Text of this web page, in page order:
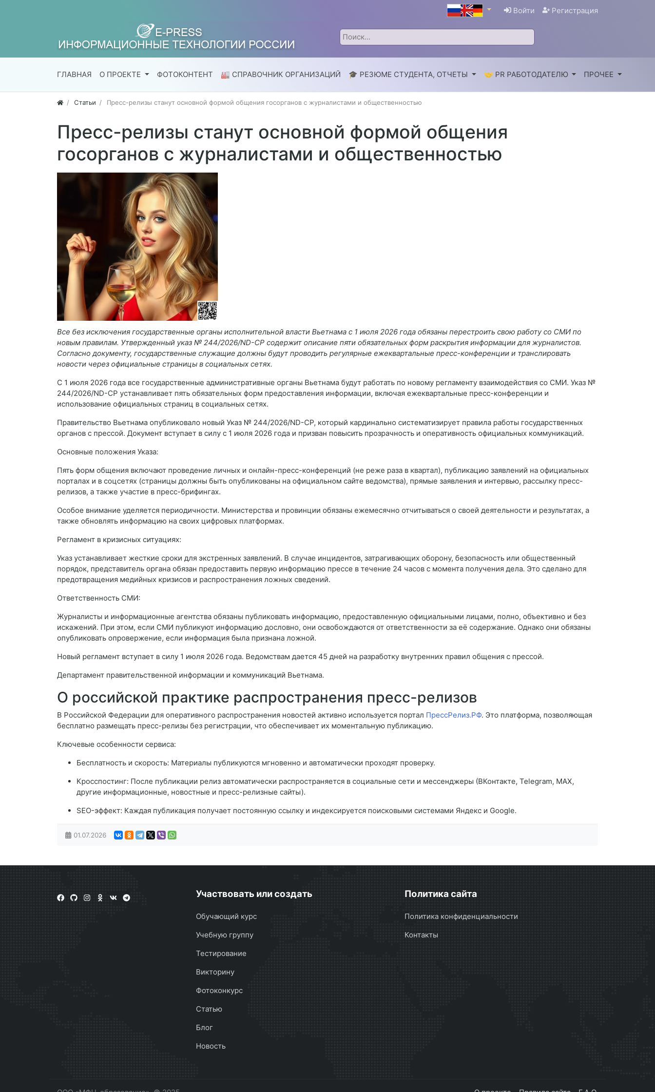
Войти Регистрация
ГЛАВНАЯ О ПРОЕКТЕ ФОТОКОНТЕНТ 🏭 СПРАВОЧНИК ОРГАНИЗАЦИЙ 🎓 РЕЗЮМЕ СТУДЕНТА, ОТЧЕТЫ 🤝 PR РАБОТОДАТЕЛЮ ПРОЧЕЕ
Статьи Пресс-релизы станут основной формой общения госорганов с журналистами и общественностью
Пресс-релизы станут основной формой общения
госорганов с журналистами и общественностью
Все без исключения государственные органы исполнительной власти Вьетнама с 1 июля 2026 года обязаны перестроить свою работу со СМИ по
новым правилам. Утвержденный указ № 244/2026/ND-CP содержит описание пяти обязательных форм раскрытия информации для журналистов.
Согласно документу, государственные служащие должны будут проводить регулярные ежеквартальные пресс-конференции и транслировать
новости через официальные страницы в социальных сетях.
С 1 июля 2026 года все государственные административные органы Вьетнама будут работать по новому регламенту взаимодействия со СМИ. Указ №
244/2026/ND-CP устанавливает пять обязательных форм предоставления информации, включая ежеквартальные пресс-конференции и
использование официальных страниц в социальных сетях.
Правительство Вьетнама опубликовало новый Указ № 244/2026/ND-CP, который кардинально систематизирует правила работы государственных
органов с прессой. Документ вступает в силу с 1 июля 2026 года и призван повысить прозрачность и оперативность официальных коммуникаций.
Основные положения Указа:
Пять форм общения включают проведение личных и онлайн-пресс-конференций (не реже раза в квартал), публикацию заявлений на официальных
порталах и в соцсетях (страницы должны быть опубликованы на официальном сайте ведомства), прямые заявления и интервью, рассылку пресс-
релизов, а также участие в пресс-брифингах.
Особое внимание уделяется периодичности. Министерства и провинции обязаны ежемесячно отчитываться о своей деятельности и результатах, а
также обновлять информацию на своих цифровых платформах.
Регламент в кризисных ситуациях:
Указ устанавливает жесткие сроки для экстренных заявлений. В случае инцидентов, затрагивающих оборону, безопасность или общественный
порядок, представитель органа обязан предоставить первую информацию прессе в течение 24 часов с момента получения дела. Это сделано для
предотвращения медийных кризисов и распространения ложных сведений.
Ответственность СМИ:
Журналисты и информационные агентства обязаны публиковать информацию, предоставленную официальными лицами, полно, объективно и без
искажений. При этом, если СМИ публикуют информацию дословно, они освобождаются от ответственности за её содержание. Однако они обязаны
опубликовать опровержение, если информация была признана ложной.
Новый регламент вступает в силу 1 июля 2026 года. Ведомствам дается 45 дней на разработку внутренних правил общения с прессой.
Департамент правительственной информации и коммуникаций Вьетнама.
О российской практике распространения пресс-релизов
В Российской Федерации для оперативного распространения новостей активно используется портал ПрессРелиз.РФ. Это платформа, позволяющая
бесплатно размещать пресс-релизы без регистрации, что обеспечивает их моментальную публикацию.
Ключевые особенности сервиса:
Бесплатность и скорость: Материалы публикуются мгновенно и автоматически проходят проверку.
Кросспостинг: После публикации релиз автоматически распространяется в социальные сети и мессенджеры (ВКонтакте, Telegram, MAX,
другие информационные, новостные и пресс-релизные сайты).
SEO-эффект: Каждая публикация получает постоянную ссылку и индексируется поисковыми системами Яндекс и Google.
01.07.2026
Участвовать или создать
Обучающий курс
Учебную группу
Тестирование
Викторину
Фотоконкурс
Статью
Блог
Новость
Политика сайта
Политика конфиденциальности
Контакты